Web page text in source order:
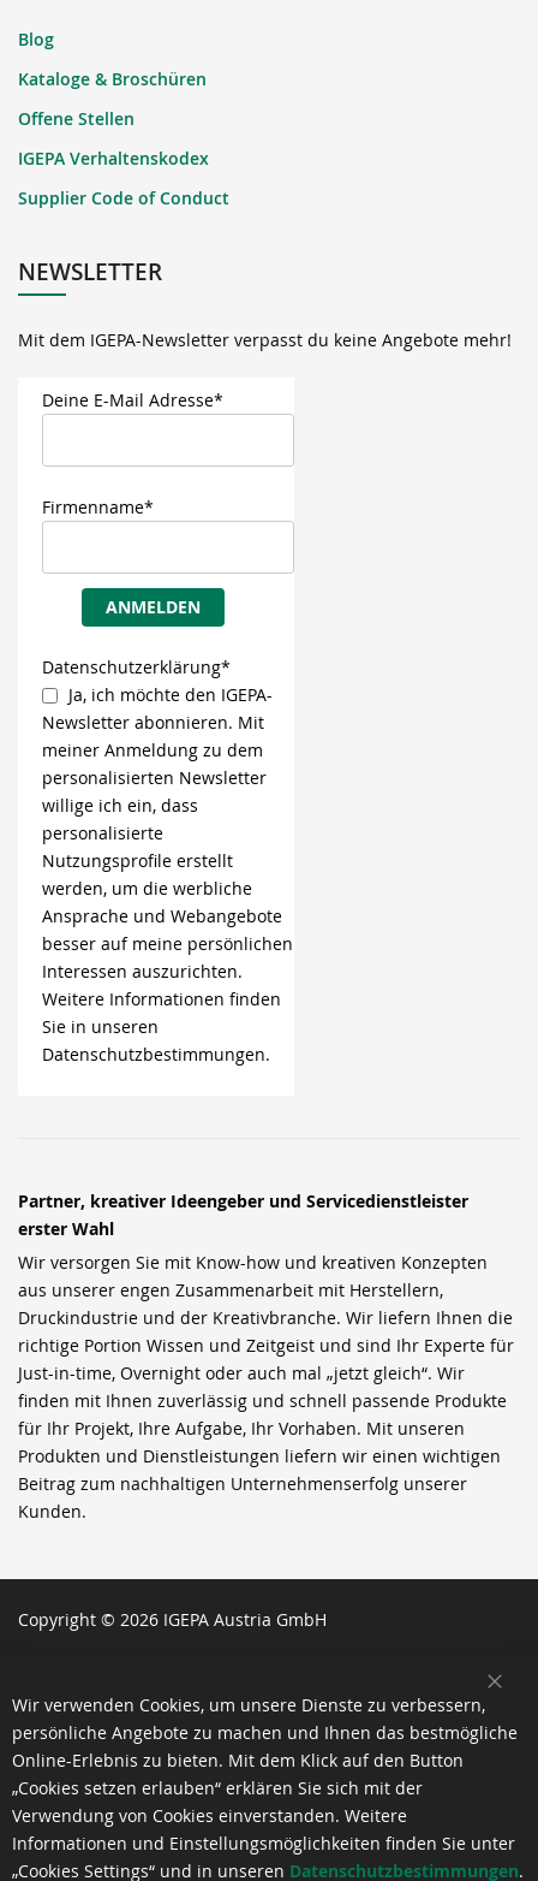
Blog
Kataloge & Broschüren
Offene Stellen
IGEPA Verhaltenskodex
Supplier Code of Conduct
NEWSLETTER
Mit dem IGEPA-Newsletter verpasst du keine Angebote mehr!
Deine E-Mail Adresse*
Firmenname*
ANMELDEN
Datenschutzerklärung*
Ja, ich möchte den IGEPA-
Newsletter abonnieren. Mit
meiner Anmeldung zu dem
personalisierten Newsletter
willige ich ein, dass
personalisierte
Nutzungsprofile erstellt
werden, um die werbliche
Ansprache und Webangebote
besser auf meine persönlichen
Interessen auszurichten.
Weitere Informationen finden
Sie in unseren
Datenschutzbestimmungen.
Partner, kreativer Ideengeber und Servicedienstleister
erster Wahl
Wir versorgen Sie mit Know-how und kreativen Konzepten
aus unserer engen Zusammenarbeit mit Herstellern,
Druckindustrie und der Kreativbranche. Wir liefern Ihnen die
richtige Portion Wissen und Zeitgeist und sind Ihr Experte für
Just-in-time, Overnight oder auch mal „jetzt gleich“. Wir
finden mit Ihnen zuverlässig und schnell passende Produkte
für Ihr Projekt, Ihre Aufgabe, Ihr Vorhaben. Mit unseren
Produkten und Dienstleistungen liefern wir einen wichtigen
Beitrag zum nachhaltigen Unternehmenserfolg unserer
Kunden.
Copyright © 2026 IGEPA Austria GmbH
Wir verwenden Cookies, um unsere Dienste zu verbessern,
persönliche Angebote zu machen und Ihnen das bestmögliche
Online-Erlebnis zu bieten. Mit dem Klick auf den Button
„Cookies setzen erlauben“ erklären Sie sich mit der
Verwendung von Cookies einverstanden. Weitere
Informationen und Einstellungsmöglichkeiten finden Sie unter
„Cookies Settings“ und in unseren Datenschutzbestimmungen.